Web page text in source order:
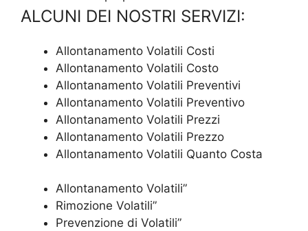
ALCUNI DEI NOSTRI SERVIZI:
Allontanamento Volatili Costi
Allontanamento Volatili Costo
Allontanamento Volatili Preventivi
Allontanamento Volatili Preventivo
Allontanamento Volatili Prezzi
Allontanamento Volatili Prezzo
Allontanamento Volatili Quanto Costa
Allontanamento Volatili”
Rimozione Volatili”
Prevenzione di Volatili”